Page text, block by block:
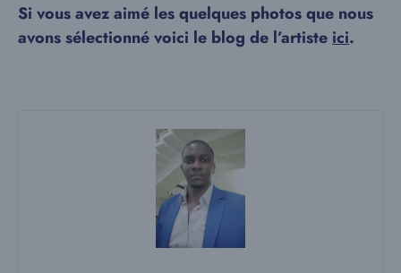
Si vous avez aimé les quelques photos que nous
avons sélectionné voici le blog de l’artiste ici.